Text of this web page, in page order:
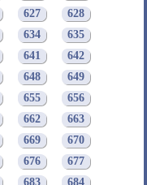
627
628
634
635
641
642
648
649
655
656
662
663
669
670
676
677
683
684